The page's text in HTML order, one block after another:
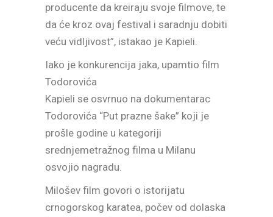
producente da kreiraju svoje filmove, te
da će kroz ovaj festival i saradnju dobiti
veću vidljivost”, istakao je Kapieli.
Iako je konkurencija jaka, upamtio film
Todorovića
Kapieli se osvrnuo na dokumentarac
Todorovića “Put prazne šake” koji je
prošle godine u kategoriji
srednjemetražnog filma u Milanu
osvojio nagradu.
Milošev film govori o istorijatu
crnogorskog karatea, počev od dolaska